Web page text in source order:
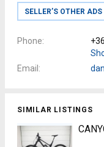
SELLER’S OTHER ADS
Phone
Email
SIMILAR LISTINGS